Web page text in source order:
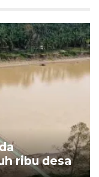
ribu desa